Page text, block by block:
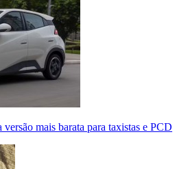
mais barata para taxistas e PCD